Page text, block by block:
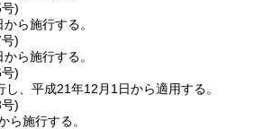
)
ら施行する。
)
ら施行する。
)
、平成21年12月1日から適用する。
)
ら施行する。